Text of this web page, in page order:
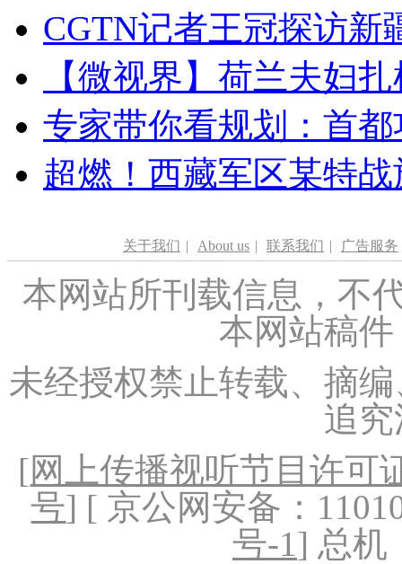
CGTN记者王冠探访新
【微视界】荷兰夫妇
专家带你看规划：首
超燃！西藏军区某特
关于我们 | About us | 联系我们 | 广告服务
本网站所刊载信息，不
本网站稿
未经授权禁止转载、摘
追
[网上传播视听节目许可
号] [ 京公网安备：
号-1] 总机